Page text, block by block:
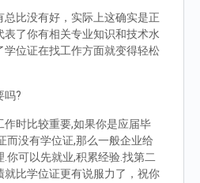
比没有好，实际上这确实是正
了你有相关专业知识和技术水
学位证在找工作方面就变得轻松
吗?
时比较重要,如果你是应届毕
而没有学位证,那么一般企业给
你可以先就业,积累经验.找第二
就比学位证更有说服力了，祝你